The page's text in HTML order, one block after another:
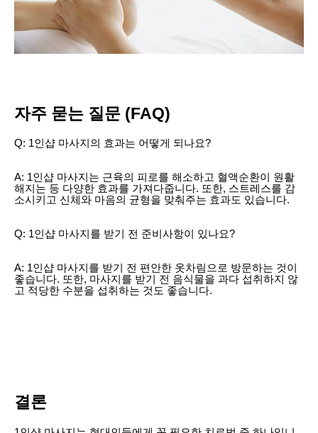
자주 묻는 질문 (FAQ)
Q: 1인샵 마사지의 효과는 어떻게 되나요?
A: 1인샵 마사지는 근육의 피로를 해소하고 혈액순환이 원활
해지는 등 다양한 효과를 가져다줍니다. 또한, 스트레스를 감
소시키고 신체와 마음의 균형을 맞춰주는 효과도 있습니다.
Q: 1인샵 마사지를 받기 전 준비사항이 있나요?
A: 1인샵 마사지를 받기 전 편안한 옷차림으로 방문하는 것이
좋습니다. 또한, 마사지를 받기 전 음식물을 과다 섭취하지 않
고 적당한 수분을 섭취하는 것도 좋습니다.
결론